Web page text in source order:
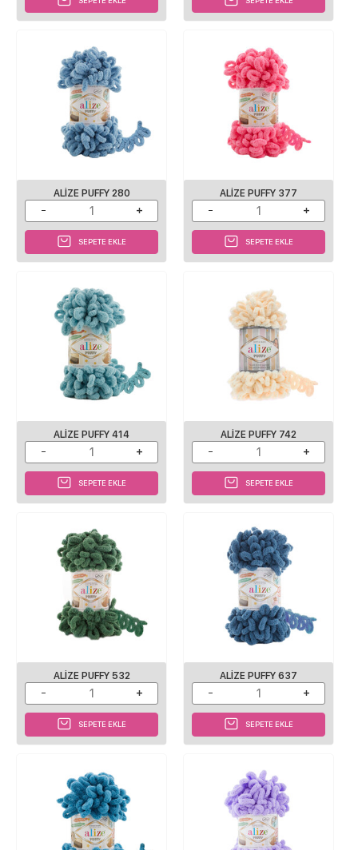
ALIZE PUFFY 280
SEPETE EKLE
ALIZE PUFFY 377
SEPETE EKLE
ALIZE PUFFY 414
SEPETE EKLE
ALIZE PUFFY 742
SEPETE EKLE
ALIZE PUFFY 532
SEPETE EKLE
ALIZE PUFFY 637
SEPETE EKLE